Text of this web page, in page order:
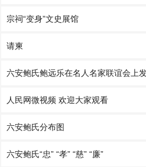
宗祠“变身”文史展馆
请柬
六安鲍氏鲍远乐在名人名家联谊会上
人民网微视频 欢迎大家观看
六安鲍氏分布图
六安鲍氏“忠” “孝” “慈” “廉”